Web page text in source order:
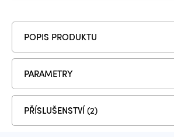
POPIS PRODUKTU
PARAMETRY
PŘÍSLUŠENSTVÍ (2)